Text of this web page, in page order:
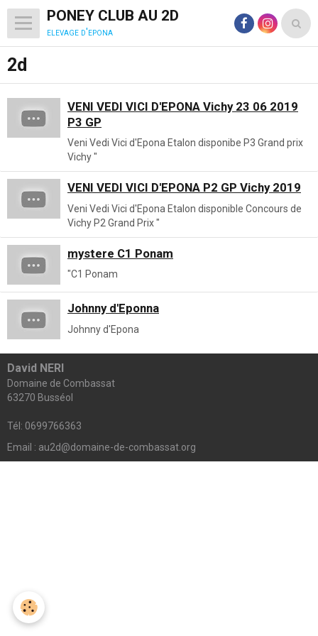
PONEY CLUB AU 2D
elevage d'epona
2d
VENI VEDI VICI D'EPONA Vichy 23 06 2019
P3 GP
Veni Vedi Vici d'Epona Etalon disponibe P3 Grand prix
Vichy "
VENI VEDI VICI D'EPONA P2 GP Vichy 2019
Veni Vedi Vici d'Epona Etalon disponible Concours de
Vichy P2 Grand Prix "
mystere C1 Ponam
"C1 Ponam
Johnny d'Eponna
Johnny d'Epona
David NERI
Domaine de Combassat
63270 Busséol
Tél: 0699766363
Email : au2d@domaine-de-combassat.org